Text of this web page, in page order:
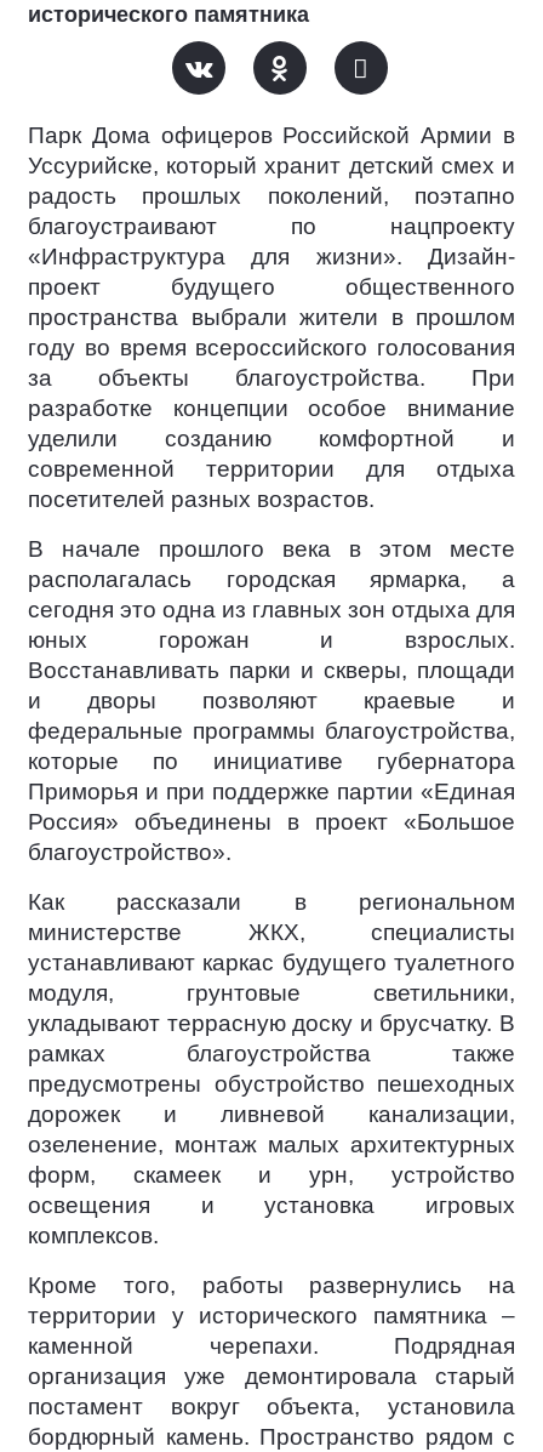
исторического памятника
Парк Дома офицеров Российской Армии в
Уссурийске, который хранит детский смех и
радость прошлых поколений, поэтапно
благоустраивают по нацпроекту
«Инфраструктура для жизни». Дизайн-
проект будущего общественного
пространства выбрали жители в прошлом
году во время всероссийского голосования
за объекты благоустройства. При
разработке концепции особое внимание
уделили созданию комфортной и
современной территории для отдыха
посетителей разных возрастов.
В начале прошлого века в этом месте
располагалась городская ярмарка, а
сегодня это одна из главных зон отдыха для
юных горожан и взрослых.
Восстанавливать парки и скверы, площади
и дворы позволяют краевые и
федеральные программы благоустройства,
которые по инициативе губернатора
Приморья и при поддержке партии «Единая
Россия» объединены в проект «Большое
благоустройство».
Как рассказали в региональном
министерстве ЖКХ, специалисты
устанавливают каркас будущего туалетного
модуля, грунтовые светильники,
укладывают террасную доску и брусчатку. В
рамках благоустройства также
предусмотрены обустройство пешеходных
дорожек и ливневой канализации,
озеленение, монтаж малых архитектурных
форм, скамеек и урн, устройство
освещения и установка игровых
комплексов.
Кроме того, работы развернулись на
территории у исторического памятника –
каменной черепахи. Подрядная
организация уже демонтировала старый
постамент вокруг объекта, установила
бордюрный камень. Пространство рядом с